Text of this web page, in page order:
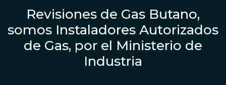
Revisiones de Gas Butano,
somos Instaladores Autorizados
de Gas, por el Ministerio de
Industria